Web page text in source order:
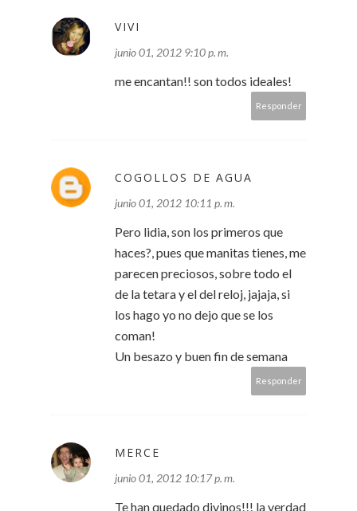
VIVI
junio 01, 2012 9:10 p. m.
me encantan!! son todos ideales!
Responder
COGOLLOS DE AGUA
junio 01, 2012 10:11 p. m.
Pero lidia, son los primeros que
haces?, pues que manitas tienes, me
parecen preciosos, sobre todo el
de la tetara y el del reloj, jajaja, si
los hago yo no dejo que se los
coman!
Un besazo y buen fin de semana
Responder
MERCE
junio 01, 2012 10:17 p. m.
Te han quedado divinos!!! la verdad